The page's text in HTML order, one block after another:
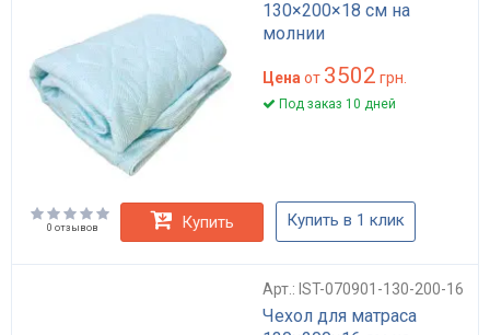
130×200×18 см на
молнии
Цена от 3502 грн.
Под заказ 10 дней
0 отзывов Купить Купить в 1 клик
Арт.: IST-070901-130-200-16
Чехол для матраса